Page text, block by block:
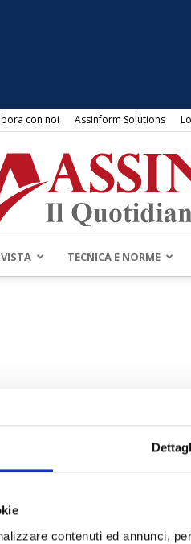
contenuti ed annunci,
con noi Assinform Solutions
TECNICA E NORME